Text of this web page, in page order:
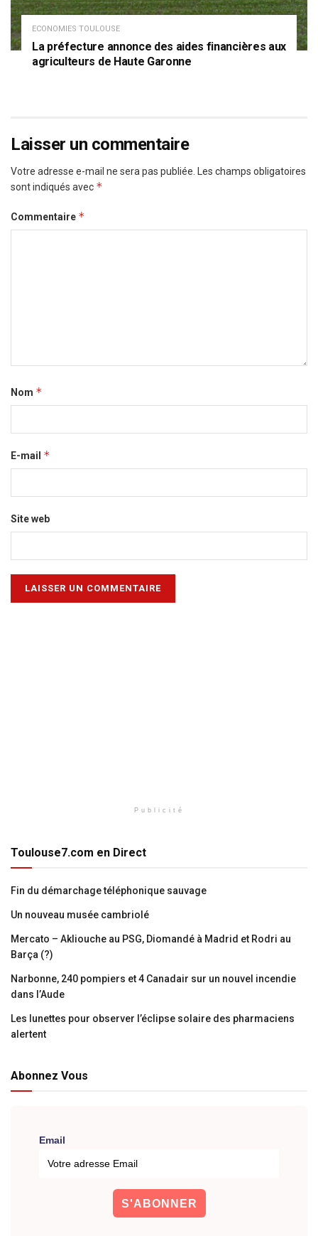
ECONOMIES TOULOUSE
La préfecture annonce des aides financières aux
agriculteurs de Haute Garonne
Laisser un commentaire
Votre adresse e-mail ne sera pas publiée. Les champs obligatoires
sont indiqués avec *
Commentaire *
Nom *
E-mail *
Site web
Publicité
Toulouse7.com en Direct
Fin du démarchage téléphonique sauvage
Un nouveau musée cambriolé
Mercato – Akliouche au PSG, Diomandé à Madrid et Rodri au
Barça (?)
Narbonne, 240 pompiers et 4 Canadair sur un nouvel incendie
dans l’Aude
Les lunettes pour observer l’éclipse solaire des pharmaciens
alertent
Abonnez Vous
Email